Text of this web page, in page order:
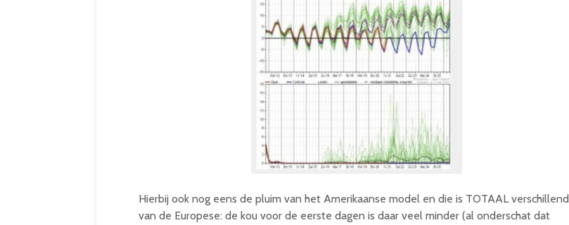
Hierbij ook nog eens de pluim van het Amerikaanse model en die is TOTAAL verschillend
van de Europese: de kou voor de eerste dagen is daar veel minder (al onderschat dat